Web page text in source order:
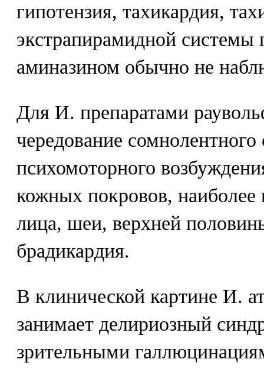
гипотензия, тахикардия,
экстрапирамидной системы
аминазином обычно не
Для И. препаратами
чередование
психомоторного
кожных покровов, наиболее
лица, шеи, верхней
брадикардия.
В клинической картине И.
занимает делириозный
зрительными